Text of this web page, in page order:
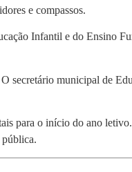
e compassos.
Infantil e do Ensino
secretário municipal de
para o início do ano
pública.